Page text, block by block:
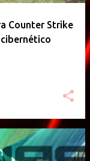
Counter Strike